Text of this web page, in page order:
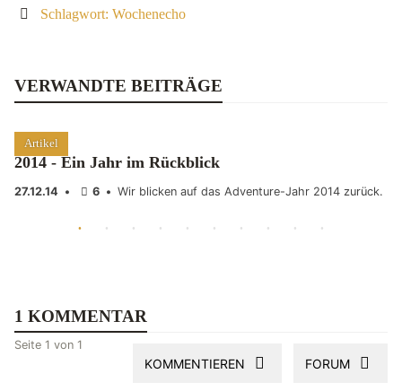
Schlagwort: Wochenecho
VERWANDTE BEITRÄGE
Artikel
2014 - Ein Jahr im Rückblick
27.12.14 • 6 • Wir blicken auf das Adventure-Jahr 2014 zurück.
1 KOMMENTAR
Seite 1 von 1
KOMMENTIEREN FORUM